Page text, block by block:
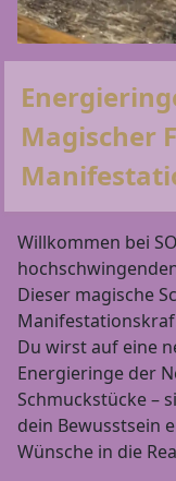
Magischer
Willkommen bei
Dieser magische
Du wirst auf eine
Energieringe der
Schmuckstücke –
dein Bewusstsein
Wünsche in die